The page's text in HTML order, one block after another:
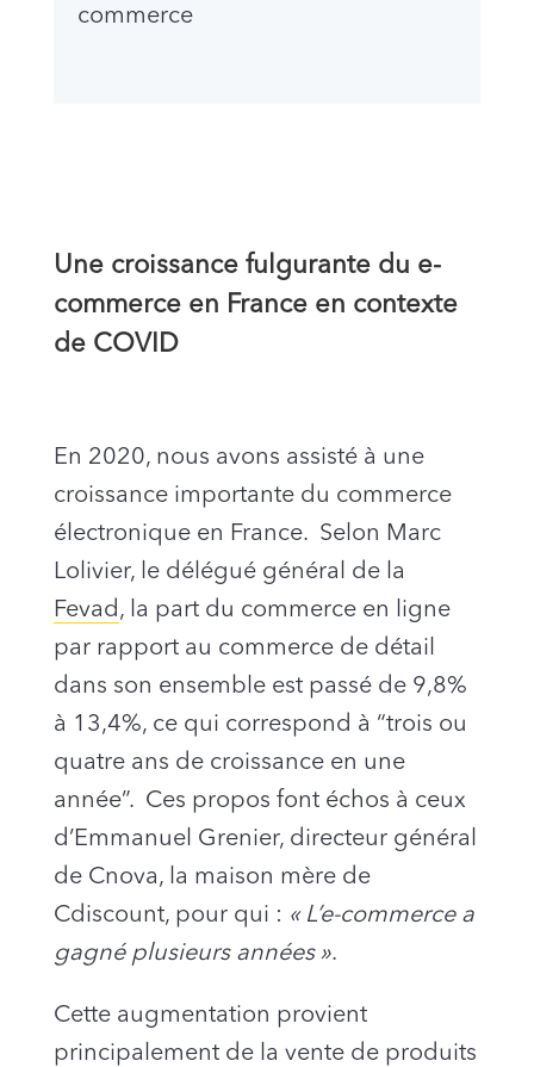
commerce
Une croissance fulgurante du e-
commerce en France en contexte
de COVID
En 2020, nous avons assisté à une
croissance importante du commerce
électronique en France. Selon Marc
Lolivier, le délégué général de la
Fevad , la part du commerce en ligne
par rapport au commerce de détail
dans son ensemble est passé de 9,8%
à 13,4%, ce qui correspond à “trois ou
quatre ans de croissance en une
année”. Ces propos font échos à ceux
d’Emmanuel Grenier, directeur général
de Cnova, la maison mère de
Cdiscount, pour qui : « L’e-commerce a
gagné plusieurs années ».
Cette augmentation provient
principalement de la vente de produits